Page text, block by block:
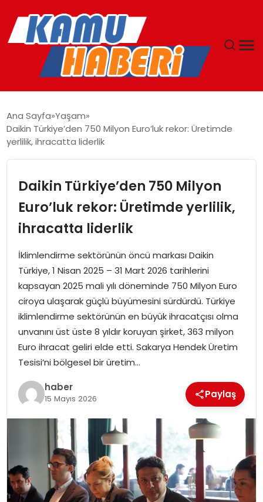
YAŞAM
EKONOMI
SPOR
TEKNOLOJI
EĞITIM
GENEL
Ana Sayfa Yaşam
Daikin Türkiye’den 750 Milyon Euro’luk rekor: Üretimde
yerlilik, ihracatta liderlik
Daikin Türkiye’den 750 Milyon
Euro’luk rekor: Üretimde yerlilik,
ihracatta liderlik
İklimlendirme sektörünün öncü markası Daikin
Türkiye, 1 Nisan 2025 – 31 Mart 2026 tarihlerini
kapsayan 2025 mali yılı döneminde 750 Milyon Euro
ciroya ulaşarak güçlü büyümesini sürdürdü. Türkiye
iklimlendirme sektörünün en büyük ihracatçısı olma
unvanını üst üste 8 yıldır koruyan şirket, 363 milyon
Euro ihracat geliri elde etti. Sakarya Hendek Üretim
Tesisi’ni bölgesel bir üretim…
haber
15 Mayıs 2026 Paylaş